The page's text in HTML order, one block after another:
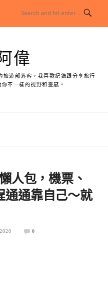
偉
遊部落客。我喜歡紀錄跟分享旅行
不一樣的視野和靈感。
人包，機票、
通通靠自己～就
0